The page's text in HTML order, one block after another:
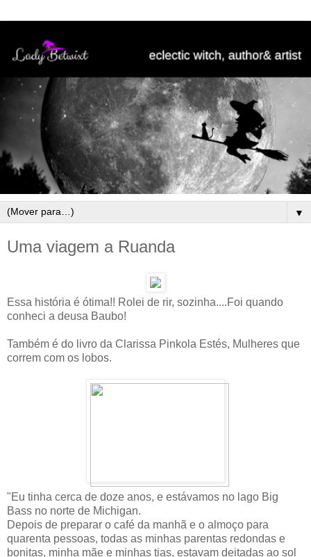
▼
Uma viagem a Ruanda
Essa história é ótima!! Rolei de rir, sozinha....Foi quando
conheci a deusa Baubo!
Também é do livro da Clarissa Pinkola Estés, Mulheres que
correm com os lobos.
"Eu tinha cerca de doze anos, e estávamos no lago Big
Bass no norte de Michigan.
Depois de preparar o café da manhã e o almoço para
quarenta pessoas, todas as minhas parentas redondas e
bonitas, minha mãe e minhas tias, estavam deitadas ao sol